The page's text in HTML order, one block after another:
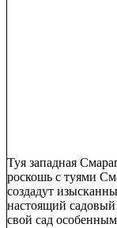
Туя западная
роскошь с туями
создадут
настоящий садовый
свой сад